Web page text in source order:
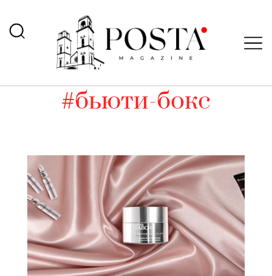
#бьюти-бокс